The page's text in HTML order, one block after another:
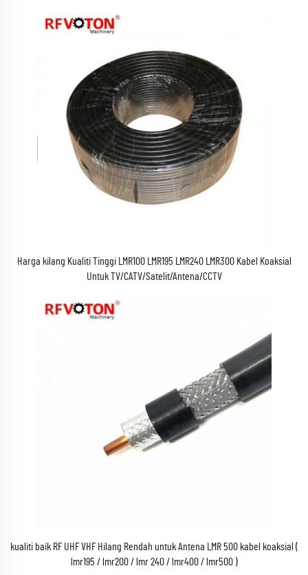
Harga kilang Kualiti Tinggi LMR100 LMR195 LMR240 LMR300 Kabel Koaksial
Untuk TV/CATV/Satelit/Antena/CCTV
kualiti baik RF UHF VHF Hilang Rendah untuk Antena LMR 500 kabel koaksial (
lmr195 / lmr200 / lmr 240 / lmr400 / lmr500 )